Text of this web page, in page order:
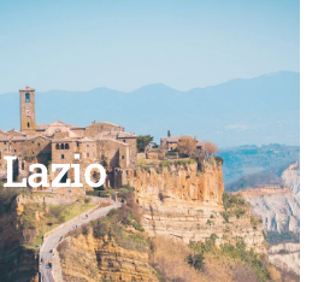
Lazio